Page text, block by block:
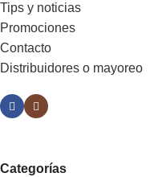
Tips y noticias
Promociones
Contacto
Distribuidores o mayoreo
Categorías